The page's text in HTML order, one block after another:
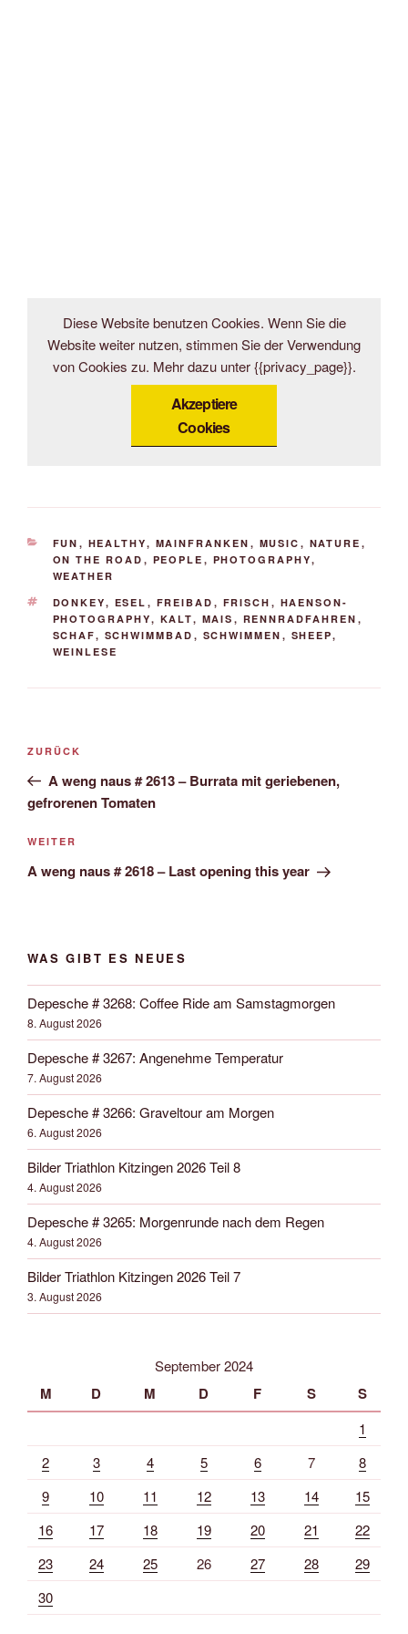
Diese Website benutzen Cookies. Wenn Sie die
Website weiter nutzen, stimmen Sie der Verwendung
von Cookies zu. Mehr dazu unter {{privacy_page}}.
Akzeptiere
Cookies
KATEGORIEN
FUN , HEALTHY, MAINFRANKEN , MUSIC , NATURE ,
ON THE ROAD , PEOPLE , PHOTOGRAPHY,
WEATHER
SCHLAGWÖRTER
DONKEY, ESEL , FREIBAD , FRISCH , HAENSON-
PHOTOGRAPHY, KALT, MAIS , RENNRADFAHREN ,
SCHAF, SCHWIMMBAD , SCHWIMMEN , SHEEP,
WEINLESE
Beitrags-
Vorheriger
Beitrag
ZURÜCK
A weng naus # 2613 – Burrata mit geriebenen,
gefrorenen Tomaten
Nächster
Beitrag
WEITER
A weng naus # 2618 – Last opening this year
WAS GIBT ES NEUES
Depesche # 3268: Coffee Ride am Samstagmorgen
8. August 2026
Depesche # 3267: Angenehme Temperatur
7. August 2026
Depesche # 3266: Graveltour am Morgen
6. August 2026
Bilder Triathlon Kitzingen 2026 Teil 8
4. August 2026
Depesche # 3265: Morgenrunde nach dem Regen
4. August 2026
Bilder Triathlon Kitzingen 2026 Teil 7
3. August 2026
September 2024
M D M D F S S
1
2
3 4 5 6 7
8
9
10 11 12 13 14
15
16
17 18 19 20 21
22
23
24 25 26 27 28
29
30